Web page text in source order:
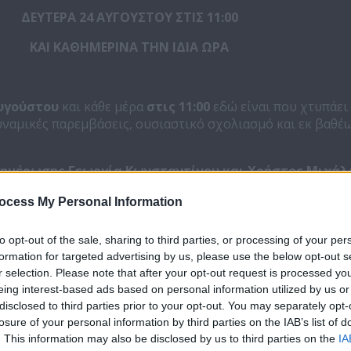
My Personal Information
opt-out of the sale, sharing to third parties, or processing of your
for targeted advertising by us, please use the below opt-out
selection. Please note that after your opt-out request is processed
interest-based ads based on personal information utilized by us
to third parties prior to your opt-out. You may separately
of your personal information by third parties on the IAB’s list of
This information may also be disclosed by us to third parties on the
ΔΕΥΤΕΡΑ 24 ΑΥΓΟΥΣΤΟΥ ΣΤΙΣ 11:00
ΚΑΙ ΚΑΘΗΜΕΡΙΝΑ ΤΗΝ ΙΔΙΑ ΩΡΑ
και κάθε μέρα στις 11:00 εδώ είναι που
παρεμβάσεις, ουσιαστικό σχολιασμό και εκ
Γεωργία Κωνσταντίνου και Χρήστος
έντονη άποψη, γνώσεις και πάνω απ’ όλα αγάπη
πρεμιέρα με θέματα που αφορούν την κοινωνία,
και την ενέργεια. Εκτενής ενημέρωση, δελτία ειδήσεων,
παρεμβάσεις και οι πρωταγωνιστές των
για να δίνουν τις δικές τους απαντήσεις και τη δική
και ο Χρήστος Μιχάλαρος, μαζί με τη δημοσιογραφική
διαδικτυακού SIGMALIVE, θα σας ενημερώνουν για
και στον υπόλοιπο κόσμο, μεταφέροντας σας με